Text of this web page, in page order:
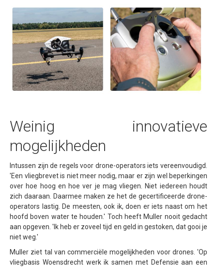
Weinig innovatieve
mogelijkheden
Intussen zijn de regels voor drone-operators iets vereenvoudigd.
'Een vliegbrevet is niet meer nodig, maar er zijn wel beperkingen
over hoe hoog en hoe ver je mag vliegen. Niet iedereen houdt
zich daaraan. Daarmee maken ze het de gecertificeerde drone-
operators lastig. De meesten, ook ik, doen er iets naast om het
hoofd boven water te houden.' Toch heeft Muller nooit gedacht
aan opgeven. 'Ik heb er zoveel tijd en geld in gestoken, dat gooi je
niet weg.'
Muller ziet tal van commerciële mogelijkheden voor drones. 'Op
vliegbasis Woensdrecht werk ik samen met Defensie aan een